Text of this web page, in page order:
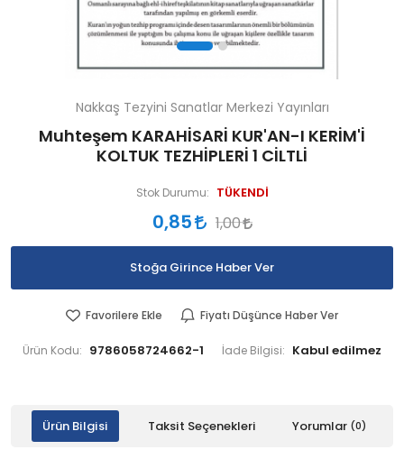
Nakkaş Tezyini Sanatlar Merkezi Yayınları
Muhteşem KARAHİSARİ KUR'AN-I KERİM'İ
KOLTUK TEZHİPLERİ 1 CİLTLİ
Stok Durumu: TÜKENDİ
0,85 1,00
Stoğa Girince Haber Ver
Favorilere Ekle Fiyatı Düşünce Haber Ver
Ürün Kodu: 9786058724662-1 İade Bilgisi:
Ürün Bilgisi Taksit Seçenekleri Yorumlar (0)